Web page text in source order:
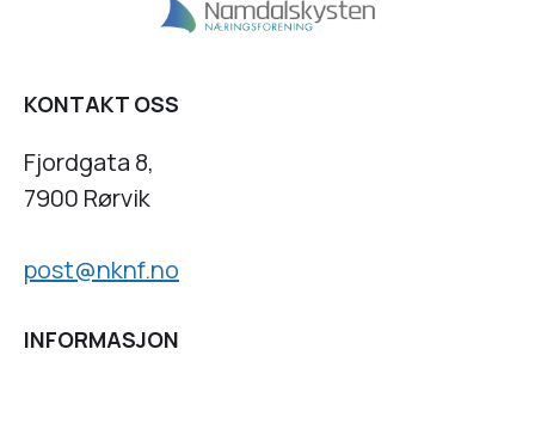
KONTAKT OSS
Fjordgata 8,
7900 Rørvik
post@nknf.no
INFORMASJON